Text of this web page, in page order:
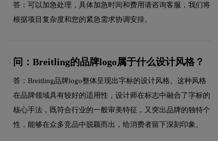
答：可以加急处理，具体加急时间和费用请咨询客服，我们将
根据项目复杂度和您的紧急需求协调安排。
5. 问：Breitling的品牌logo属于什么设计风格？
答：Breitling品牌logo整体呈现出字标的设计风格。这种风格
在品牌领域具有较好的适用性，设计师在标志中融合了字标的
核心手法，既符合行业的一般审美特征，又突出品牌的独特个
性，能够在众多竞品中脱颖而出，给消费者留下深刻印象。